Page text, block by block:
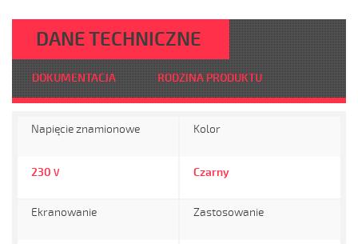
DANE TECHNICZNE
DOKUMENTACJA RODZINA PRODUKTU
Napięcie znamionowe
230 V
Kolor
Czarny
Ekranowanie Zastosowanie